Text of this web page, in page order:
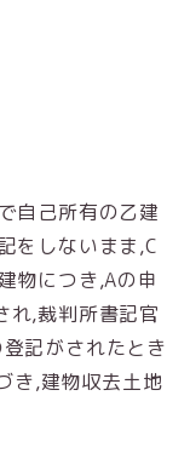
自己所有の乙建
をしないまま,C
物につき,Aの申
れ,裁判所書記官
記がされたとき
き,建物収去土地